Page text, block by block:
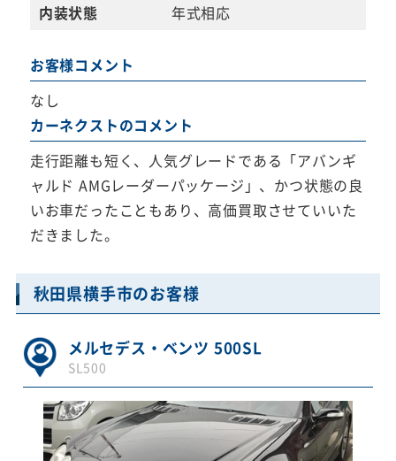
内装状態
年式相応
お客様コメント
なし
カーネクストのコメント
走行距離も短く、人気グレードである「アバンギ
ャルド AMGレーダーパッケージ」、かつ状態の良
いお車だったこともあり、高価買取させていいた
だきました。
秋田県横手市のお客様
メルセデス・ベンツ 500SL
SL500